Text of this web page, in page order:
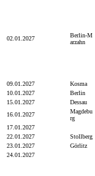
02.01.2027
Berlin-M
arzahn
09.01.2027 Kosma
10.01.2027
Berlin
15.01.2027
Dessau
16.01.2027
Magdebu
rg
17.01.2027
22.01.2027
Stollberg
23.01.2027
Görlitz
24.01.2027